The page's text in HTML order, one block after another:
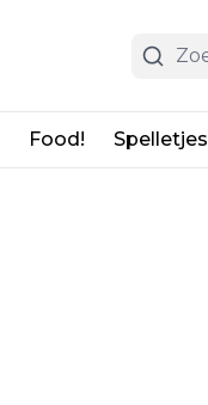
Food! Spelletjes